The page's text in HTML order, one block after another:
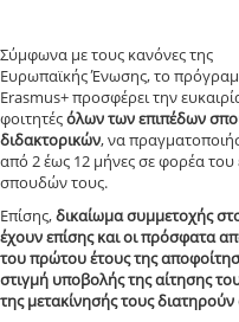
Σύμφωνα με τους κανόνες της
Ευρωπαϊκής Ένωσης, το
Erasmus+ προσφέρει την
φοιτητέςόλων των επιπέδων
διδακτορικών, να
από 2 έως 12 μήνες σε φορέα του
σπουδών τους.
Επίσης,δικαίωμα συμμετοχής
έχουν επίσης και οι πρόσφατα
του πρώτου έτους της
στιγμή υποβολής της αίτησης
της μετακίνησής τους